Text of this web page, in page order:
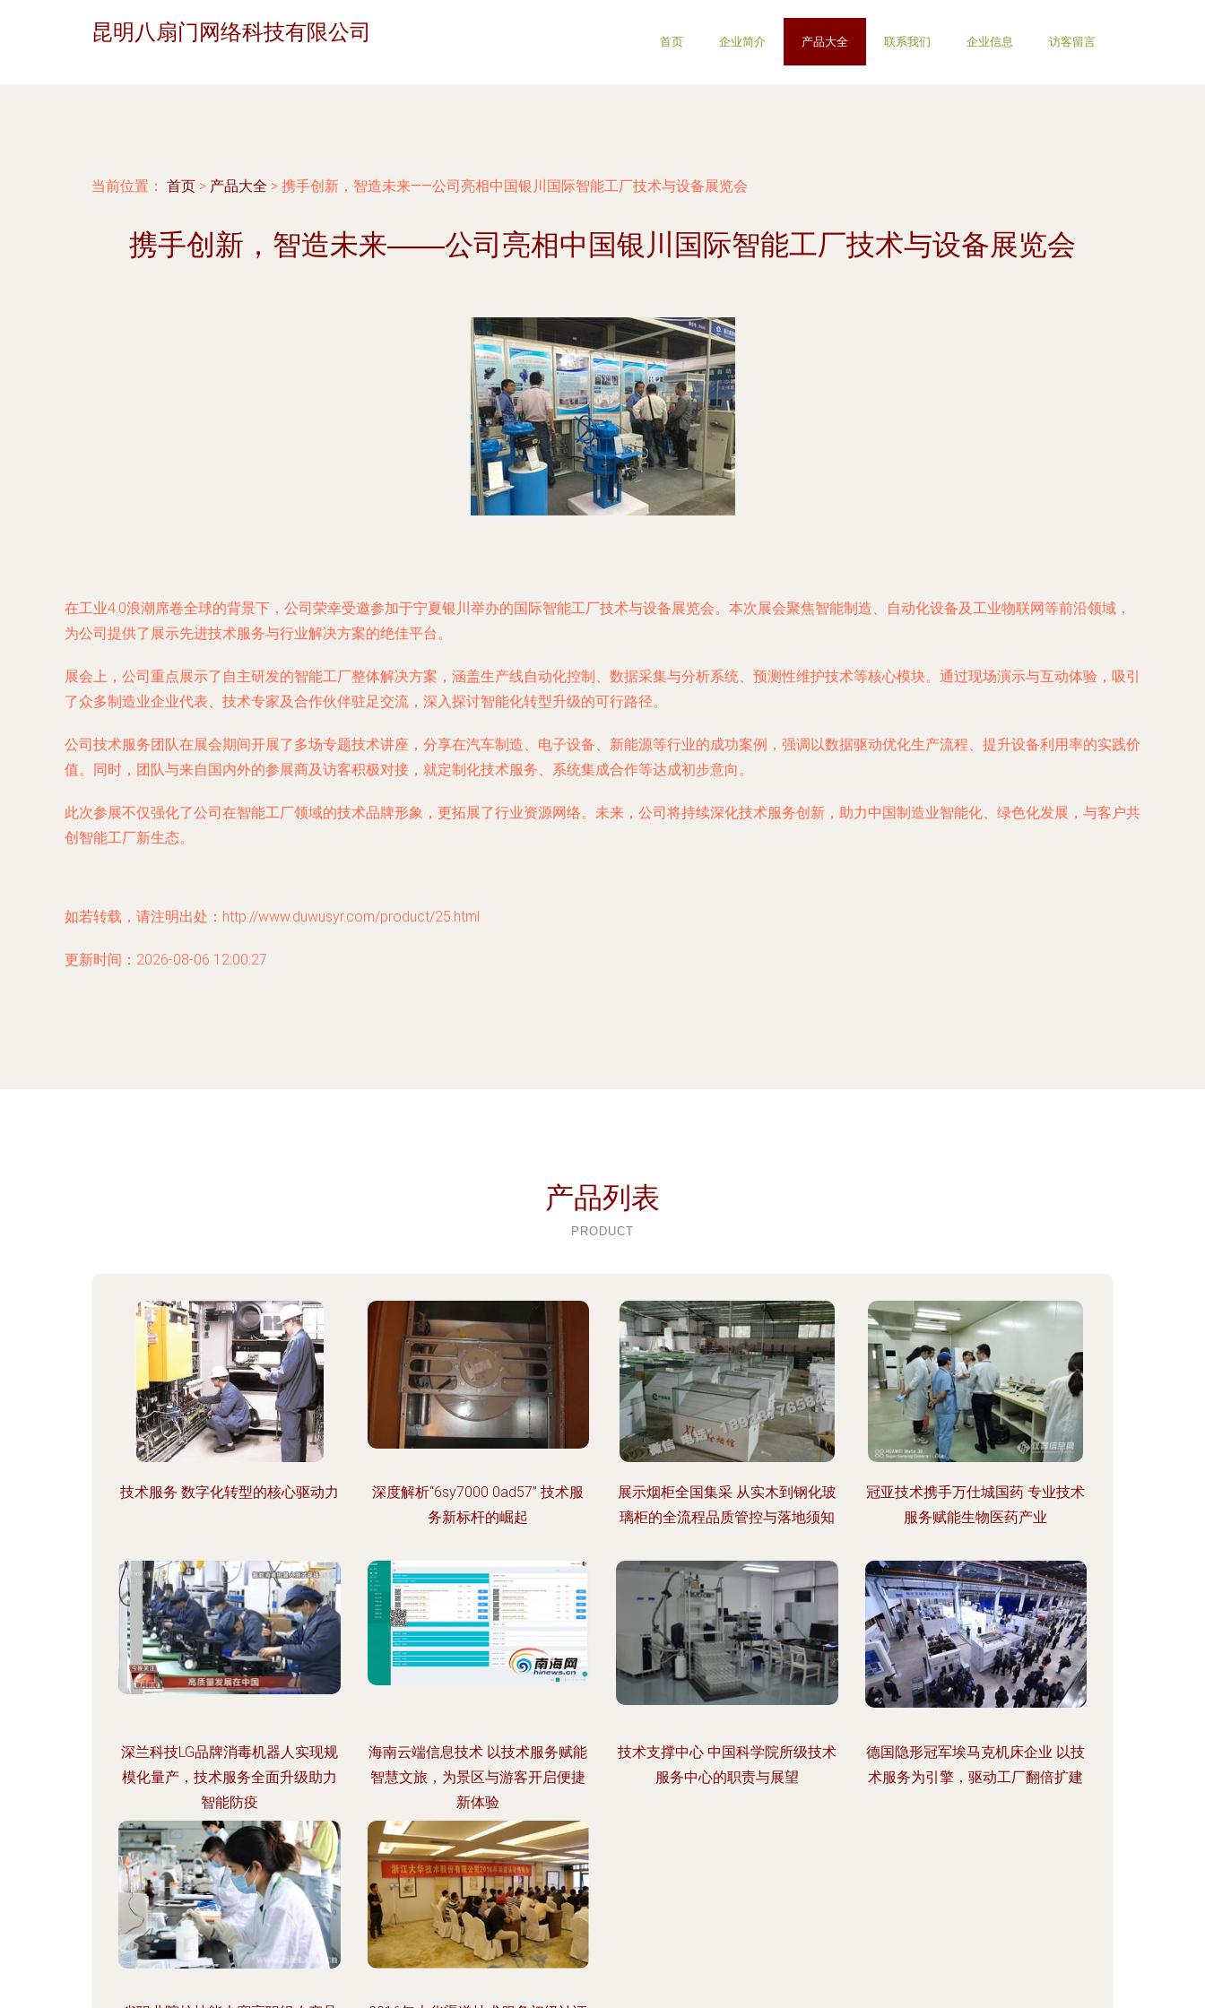
昆明八扇门网络科技有限公司 首页 企业简介 产品大全 联系我们 企业信息 访客留言
当前位置： 首页 > 产品大全 > 携手创新，智造未来——公司亮相中国银川国际智能工厂技术与设备展览会
携手创新，智造未来——公司亮相中国银川国际智能工厂技术与设备展览会
在工业4.0浪潮席卷全球的背景下，公司荣幸受邀参加于宁夏银川举办的国际智能工厂技术与设备展览会。本次展会聚焦智能制造、自动化设备及工业物联网等前沿领域，
为公司提供了展示先进技术服务与行业解决方案的绝佳平台。
展会上，公司重点展示了自主研发的智能工厂整体解决方案，涵盖生产线自动化控制、数据采集与分析系统、预测性维护技术等核心模块。通过现场演示与互动体验，吸引
了众多制造业企业代表、技术专家及合作伙伴驻足交流，深入探讨智能化转型升级的可行路径。
公司技术服务团队在展会期间开展了多场专题技术讲座，分享在汽车制造、电子设备、新能源等行业的成功案例，强调以数据驱动优化生产流程、提升设备利用率的实践价
值。同时，团队与来自国内外的参展商及访客积极对接，就定制化技术服务、系统集成合作等达成初步意向。
此次参展不仅强化了公司在智能工厂领域的技术品牌形象，更拓展了行业资源网络。未来，公司将持续深化技术服务创新，助力中国制造业智能化、绿色化发展，与客户共
创智能工厂新生态。
如若转载，请注明出处：http://www.duwusyr.com/product/25.html
更新时间：2026-08-06 12:00:27
产品列表
PRODUCT
技术服务 数字化转型的核心驱动力
深度解析“6sy7000 0ad57” 技术服
务新标杆的崛起
展示烟柜全国集采 从实木到钢化玻
璃柜的全流程品质管控与落地须知
冠亚技术携手万仕城国药 专业技术
服务赋能生物医药产业
深兰科技LG品牌消毒机器人实现规
模化量产，技术服务全面升级助力
智能防疫
海南云端信息技术 以技术服务赋能
智慧文旅，为景区与游客开启便捷
新体验
技术支撑中心 中国科学院所级技术
服务中心的职责与展望
德国隐形冠军埃马克机床企业 以技
术服务为引擎，驱动工厂翻倍扩建